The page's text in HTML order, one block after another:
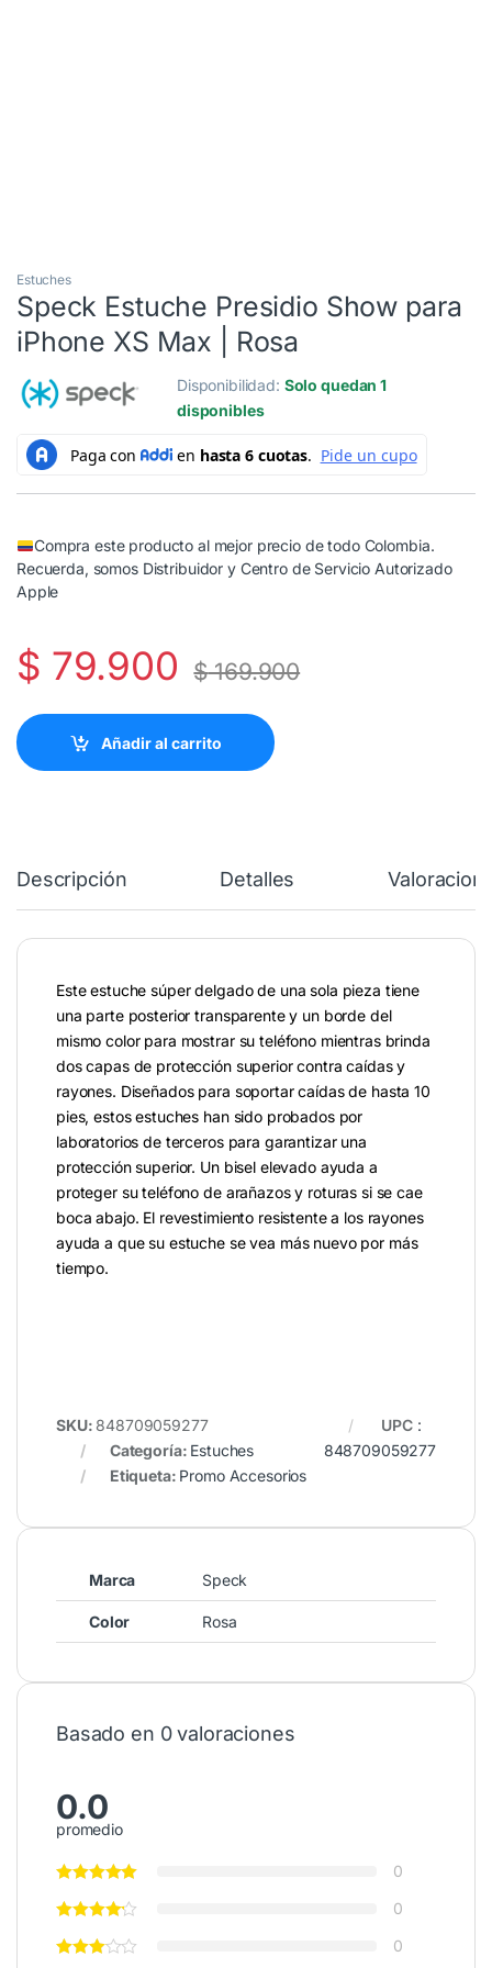
Estuches
Speck Estuche Presidio Show para
iPhone XS Max | Rosa
Disponibilidad: Solo quedan 1
disponibles
Compra este producto al mejor precio de todo Colombia.
Recuerda, somos Distribuidor y Centro de Servicio Autorizado
Apple
$ 79.900 $169.900
Añadir al carrito
Descripción Detalles
Este estuche súper delgado de una sola pieza tiene
una parte posterior transparente y un borde del
mismo color para mostrar su teléfono mientras brinda
dos capas de protección superior contra caídas y
rayones. Diseñados para soportar caídas de hasta 10
pies, estos estuches han sido probados por
laboratorios de terceros para garantizar una
protección superior. Un bisel elevado ayuda a
proteger su teléfono de arañazos y roturas si se cae
boca abajo. El revestimiento resistente a los rayones
ayuda a que su estuche se vea más nuevo por más
tiempo.
SKU: 848709059277
Categoría: Estuches
Etiqueta: Promo Accesorios
UPC :
848709059277
Marca Speck
Color Rosa
Basado en 0 valoraciones
0.0
promedio
0
0
0